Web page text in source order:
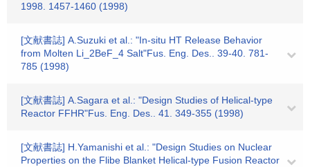
1998. 1457-1460 (1998)
[文献書誌] A.Suzuki et al.: "In-situ HT Release Behavior
from Molten Li_2BeF_4 Salt"Fus. Eng. Des.. 39-40. 781-
785 (1998)
[文献書誌] A.Sagara et al.: "Design Studies of Helical-type
Reactor FFHR"Fus. Eng. Des.. 41. 349-355 (1998)
[文献書誌] H.Yamanishi et al.: "Design Studies on Nuclear
Properties on the Flibe Blanket Helical-type Fusion Reactor